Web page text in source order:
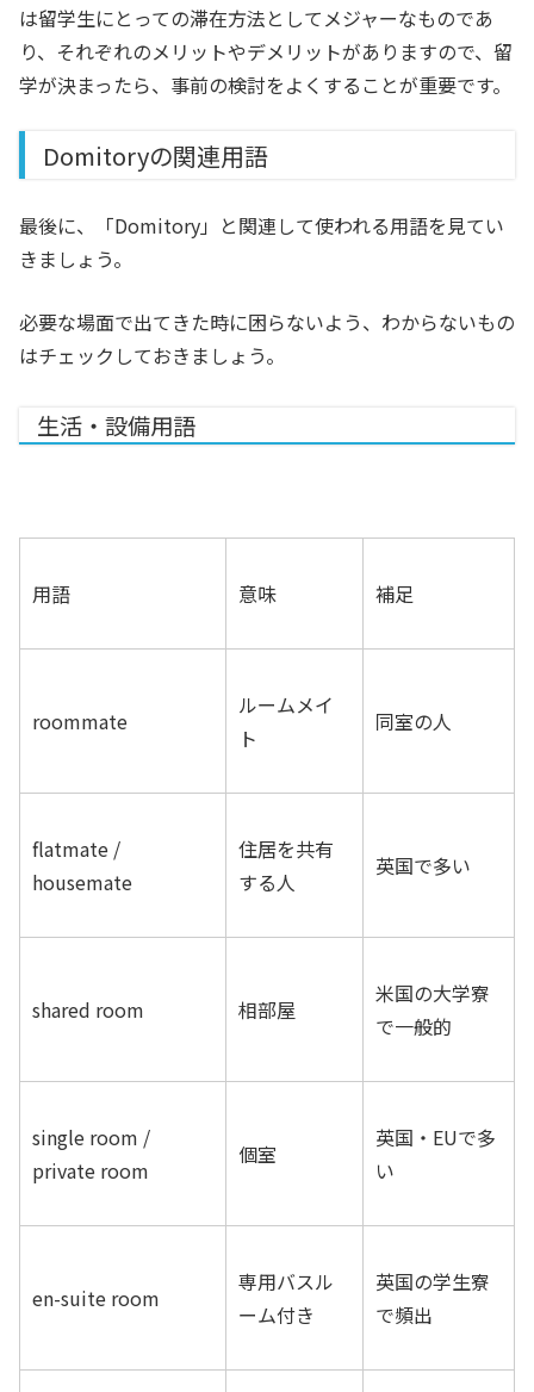
は留学生にとっての滞在方法としてメジャーなものであ
り、それぞれのメリットやデメリットがありますので、留
学が決まったら、事前の検討をよくすることが重要です。
Domitoryの関連用語
最後に、「Domitory」と関連して使われる用語を見てい
きましょう。
必要な場面で出てきた時に困らないよう、わからないもの
はチェックしておきましょう。
生活・設備用語
用語 意味 補足
roommate
ルームメイ
ト
同室の人
flatmate /
housemate
住居を共有
する人
英国で多い
shared room 相部屋
米国の大学寮
で一般的
single room /
private room
個室
英国・EUで多
い
en-suite room
専用バスル
ーム付き
英国の学生寮
で頻出